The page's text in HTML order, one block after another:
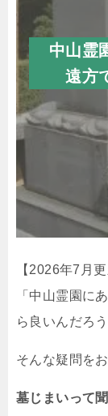
中山霊
遠方
【2026年7月更
「中山霊園に
ら良いんだろ
そんな疑問を
墓じまいって